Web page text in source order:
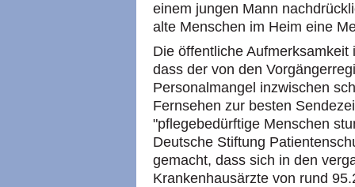
einem jungen Mann
alte Menschen im Heim eine
Die öffentliche
dass der von den
Personalmangel inzwischen
Fernsehen zur besten
"pflegebedürftige Menschen
Deutsche Stiftung
gemacht, dass sich in den
Krankenhausärzte von rund